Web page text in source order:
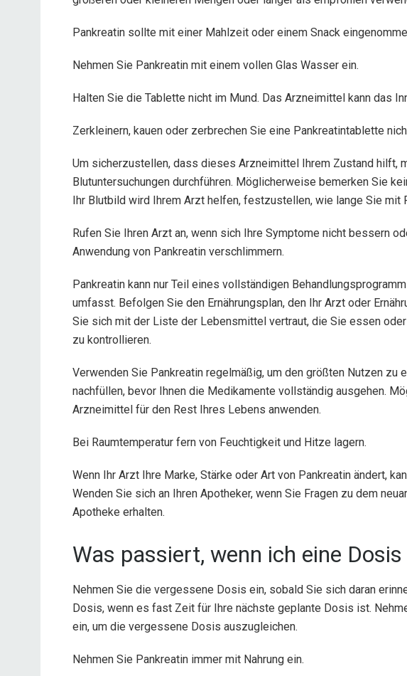
Pankreatin sollte mit einer Mahlzeit oder einem Snack
Nehmen Sie Pankreatin mit einem vollen Glas Wasser ein.
Halten Sie die Tablette nicht im Mund. Das Arzneimittel kann das
Zerkleinern, kauen oder zerbrechen Sie eine Pankreatintablette
Um sicherzustellen, dass dieses Arzneimittel Ihrem Zustand hilft,
Blutuntersuchungen durchführen. Möglicherweise bemerken Sie
Ihr Blutbild wird Ihrem Arzt helfen, festzustellen, wie lange Sie mit
Rufen Sie Ihren Arzt an, wenn sich Ihre Symptome nicht bessern
Anwendung von Pankreatin verschlimmern.
Pankreatin kann nur Teil eines vollständigen
umfasst. Befolgen Sie den Ernährungsplan, den Ihr Arzt oder
Sie sich mit der Liste der Lebensmittel vertraut, die Sie essen
zu kontrollieren.
Verwenden Sie Pankreatin regelmäßig, um den größten Nutzen zu
nachfüllen, bevor Ihnen die Medikamente vollständig ausgehen.
Arzneimittel für den Rest Ihres Lebens anwenden.
Bei Raumtemperatur fern von Feuchtigkeit und Hitze lagern.
Wenn Ihr Arzt Ihre Marke, Stärke oder Art von Pankreatin ändert,
Wenden Sie sich an Ihren Apotheker, wenn Sie Fragen zu dem
Apotheke erhalten.
Was passiert, wenn ich eine
Nehmen Sie die vergessene Dosis ein, sobald Sie sich daran
Dosis, wenn es fast Zeit für Ihre nächste geplante Dosis ist.
ein, um die vergessene Dosis auszugleichen.
Nehmen Sie Pankreatin immer mit Nahrung ein.